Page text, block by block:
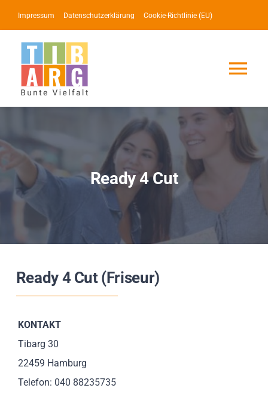
Inhalt
springen
Impressum Datenschutzerklärung Cookie-Richtlinie (EU)
Service
News
Impressionen
SUCHE
NACH:
Ready 4 Cut
Ready 4 Cut (Friseur)
KONTAKT
Tibarg 30
22459 Hamburg
Telefon: 040 88235735